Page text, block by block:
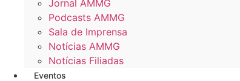
Jornal AMMG
Podcasts AMMG
Sala de Imprensa
Notícias AMMG
Notícias Filiadas
Eventos